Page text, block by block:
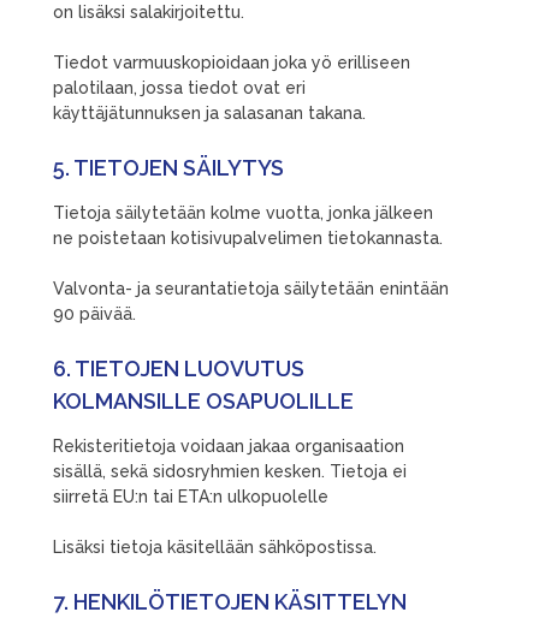
on lisäksi salakirjoitettu.
Tiedot varmuuskopioidaan joka yö erilliseen
palotilaan, jossa tiedot ovat eri
käyttäjätunnuksen ja salasanan takana.
5. TIETOJEN SÄILYTYS
Tietoja säilytetään kolme vuotta, jonka jälkeen
ne poistetaan kotisivupalvelimen tietokannasta.
Valvonta- ja seurantatietoja säilytetään enintään
90 päivää.
6. TIETOJEN LUOVUTUS
KOLMANSILLE OSAPUOLILLE
Rekisteritietoja voidaan jakaa organisaation
sisällä, sekä sidosryhmien kesken. Tietoja ei
siirretä EU:n tai ETA:n ulkopuolelle
Lisäksi tietoja käsitellään sähköpostissa.
7. HENKILÖTIETOJEN KÄSITTELYN